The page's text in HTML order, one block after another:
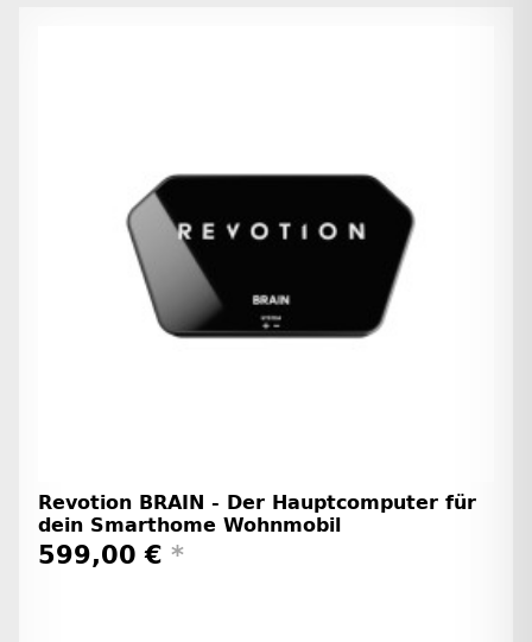
Revotion BRAIN - Der Hauptcomputer für
dein Smarthome Wohnmobil
599,00 € *